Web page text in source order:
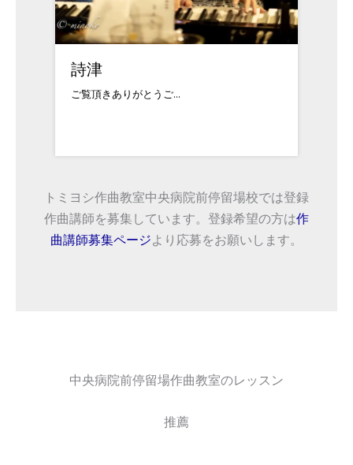
詩津
ご覧頂きありがとうご...
トミヨシ作曲教室中央病院前停留場校では登録
作曲講師を募集しています。登録希望の方は作
曲講師募集ページより応募をお願いします。
中央病院前停留場作曲教室のレッスン
推薦